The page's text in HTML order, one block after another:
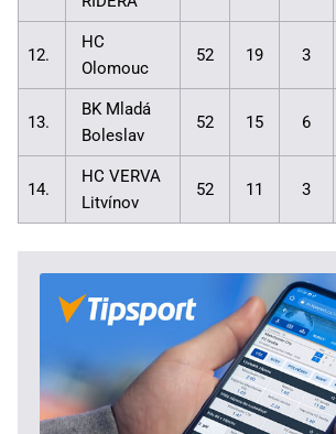
12.
HC
Olomouc
52 19 3
13.
BK Mladá
Boleslav
52 15 6
14.
HC VERVA
Litvínov
52 11 3